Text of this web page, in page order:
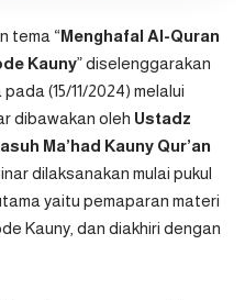
tema “Menghafal Al-Quran
Kauny” diselenggarakan
(15/11/2024) melalui
dibawakan oleh Ustadz
Ma’had Kauny Qur’an
dilaksanakan mulai pukul
yaitu pemaparan materi
Kauny, dan diakhiri dengan